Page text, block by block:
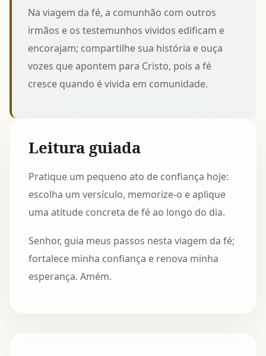
Na viagem da fé, a comunhão com outros
irmãos e os testemunhos vividos edificam e
encorajam; compartilhe sua história e ouça
vozes que apontem para Cristo, pois a fé
cresce quando é vivida em comunidade.
Leitura guiada
Pratique um pequeno ato de confiança hoje:
escolha um versículo, memorize-o e aplique
uma atitude concreta de fé ao longo do dia.
Senhor, guia meus passos nesta viagem da fé;
fortalece minha confiança e renova minha
esperança. Amém.